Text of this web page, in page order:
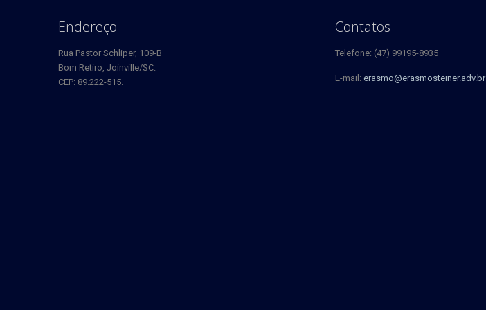
Endereço
Rua Pastor Schliper, 109-B
Bom Retiro, Joinville/SC.
CEP: 89.222-515.
Contatos
Telefone: (47) 99195-8935
E-mail: erasmo@erasmosteiner.adv.br